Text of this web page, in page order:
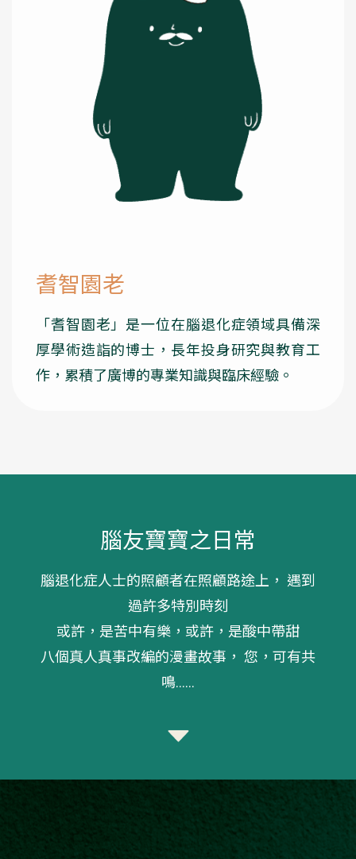
耆智園老
「耆智園老」是一位在腦退化症領域具備深
厚學術造詣的博士，長年投身研究與教育工
作，累積了廣博的專業知識與臨床經驗。
腦友寶寶之日常
腦退化症人士的照顧者在照顧路途上， 遇到
過許多特別時刻
或許，是苦中有樂，或許，是酸中帶甜
八個真人真事改編的漫畫故事， 您，可有共
鳴……